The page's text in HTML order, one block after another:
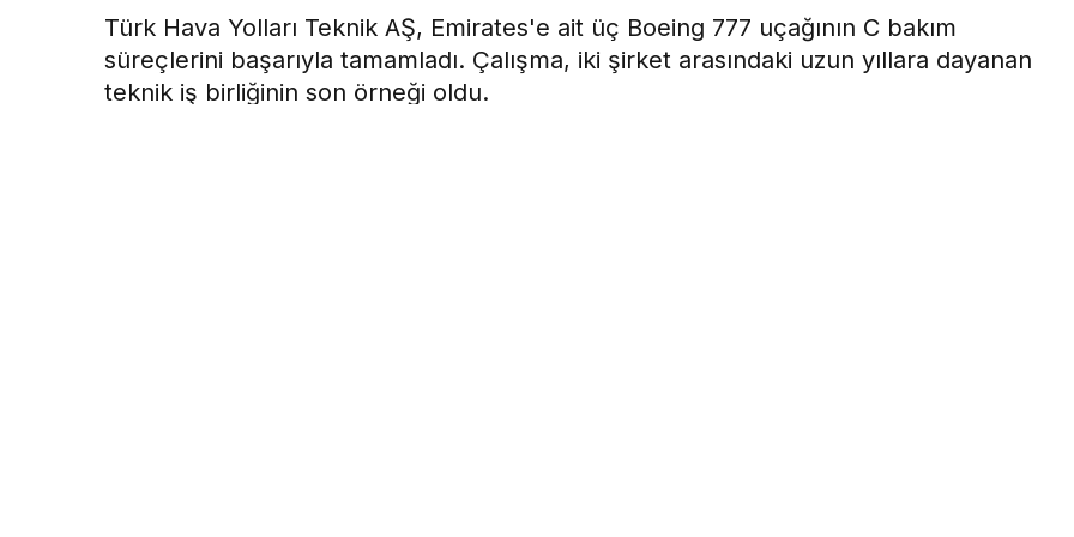
Türk Hava Yolları Teknik AŞ, Emirates'e ait üç Boeing 777 uçağının C bakım
süreçlerini başarıyla tamamladı. Çalışma, iki şirket arasındaki uzun yıllara dayanan
teknik iş birliğinin son örneği oldu.